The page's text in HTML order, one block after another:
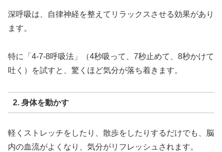
深呼吸は、自律神経を整えてリラックスさせる効果があり
ます。
特に「4-7-8呼吸法」（4秒吸って、7秒止めて、8秒かけて
吐く）を試すと、驚くほど気分が落ち着きます。
2. 身体を動かす
軽くストレッチをしたり、散歩をしたりするだけでも、脳
内の血流がよくなり、気分がリフレッシュされます。